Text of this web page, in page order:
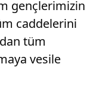
gençlerimizin
caddelerini
tüm
vesile